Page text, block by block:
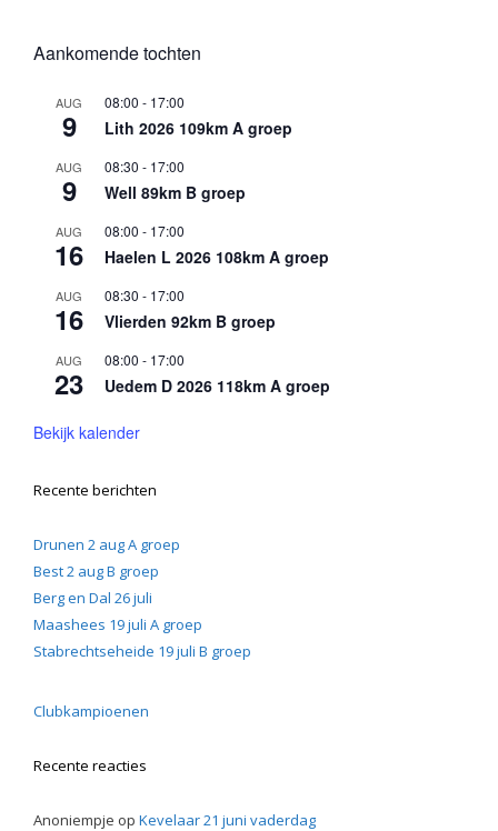
Aankomende tochten
AUG
9
08:00 - 17:00
Lith 2026 109km A groep
AUG
9
08:30 - 17:00
Well 89km B groep
AUG
16
08:00 - 17:00
Haelen L 2026 108km A groep
AUG
16
08:30 - 17:00
Vlierden 92km B groep
AUG
23
08:00 - 17:00
Uedem D 2026 118km A groep
Bekijk kalender
Recente berichten
Drunen 2 aug A groep
Best 2 aug B groep
Berg en Dal 26 juli
Maashees 19 juli A groep
Stabrechtseheide 19 juli B groep
Clubkampioenen
Recente reacties
Anoniempje op Kevelaar 21 juni vaderdag